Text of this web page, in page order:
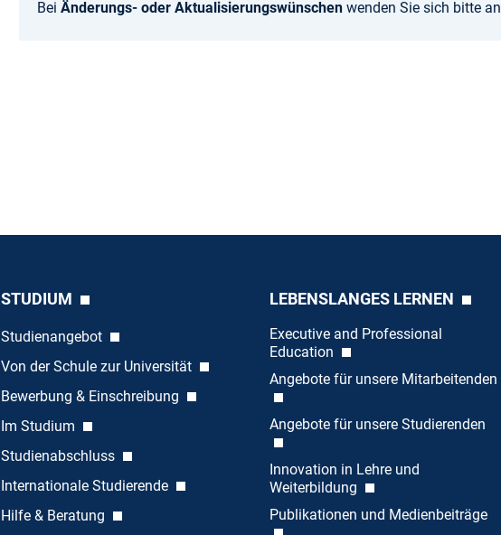
Bei Änderungs- oder Aktualisierungswünschen wenden Sie sich bitte an
STUDIUM
Studienangebot
Von der Schule zur Universität
Bewerbung & Einschreibung
Im Studium
Studienabschluss
Internationale Studierende
Hilfe & Beratung
LEBENSLANGES LERNEN
Executive and Professional
Education
Angebote für unsere Mitarbeitenden
Angebote für unsere Studierenden
Innovation in Lehre und
Weiterbildung
Publikationen und Medienbeiträge